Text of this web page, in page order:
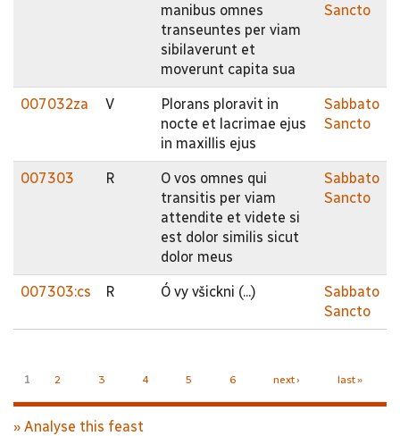
manibus omnes
transeuntes per viam
sibilaverunt et
moverunt capita sua
Sancto
007032za V
Plorans ploravit in
nocte et lacrimae ejus
in maxillis ejus
Sabbato
Sancto
007303 R
O vos omnes qui
transitis per viam
attendite et videte si
est dolor similis sicut
dolor meus
Sabbato
Sancto
007303:cs R Ó vy všickni (...)
Sabbato
Sancto
Pages
1 2 3 4 5 6 next › last »
» Analyse this feast